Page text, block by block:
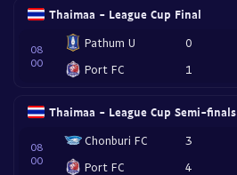
Thaimaa - League Cup Final
08
00
Pathum U
Port FC
0
1
Thaimaa - League Cup Semi-finals
08
00
Chonburi FC
Port FC
3
4